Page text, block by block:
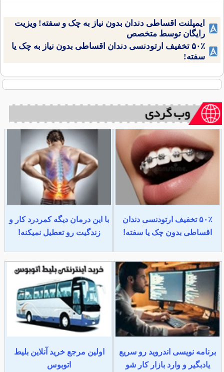
ایمپلنت اقساطی دندان بدون نیاز به چک و سفته! ویزیت
رایگان توسط متخصص
۵۰٪ تخفیف ارتودنسی دندان اقساطی بدون نیاز به چک یا
سفته!
۵۰٪ تخفیف ارتودنسی دندان
اقساطی بدون چک یا سفته!
با این درمان دیگه کمردرد کار و
زندگیت رو تعطیل نمیکنه!
برنامه نویسی اندروید رو سریع
یادبگیر و وارد بازار کار شو
اولین مرجع خرید آنلاین بلیط
اتوبوس